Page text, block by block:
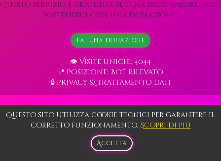
Questo servizio è gratuito. Se ti ha dato valore, puoi
sostenerci con una donazione.
Fai una Donazione
👁️ Visite uniche: 4044
📍 Posizione: Bot rilevato
🔒 Privacy & Trattamento Dati
Questo sito utilizza cookie tecnici per garantire il
corretto funzionamento. Scopri di più
Accetta